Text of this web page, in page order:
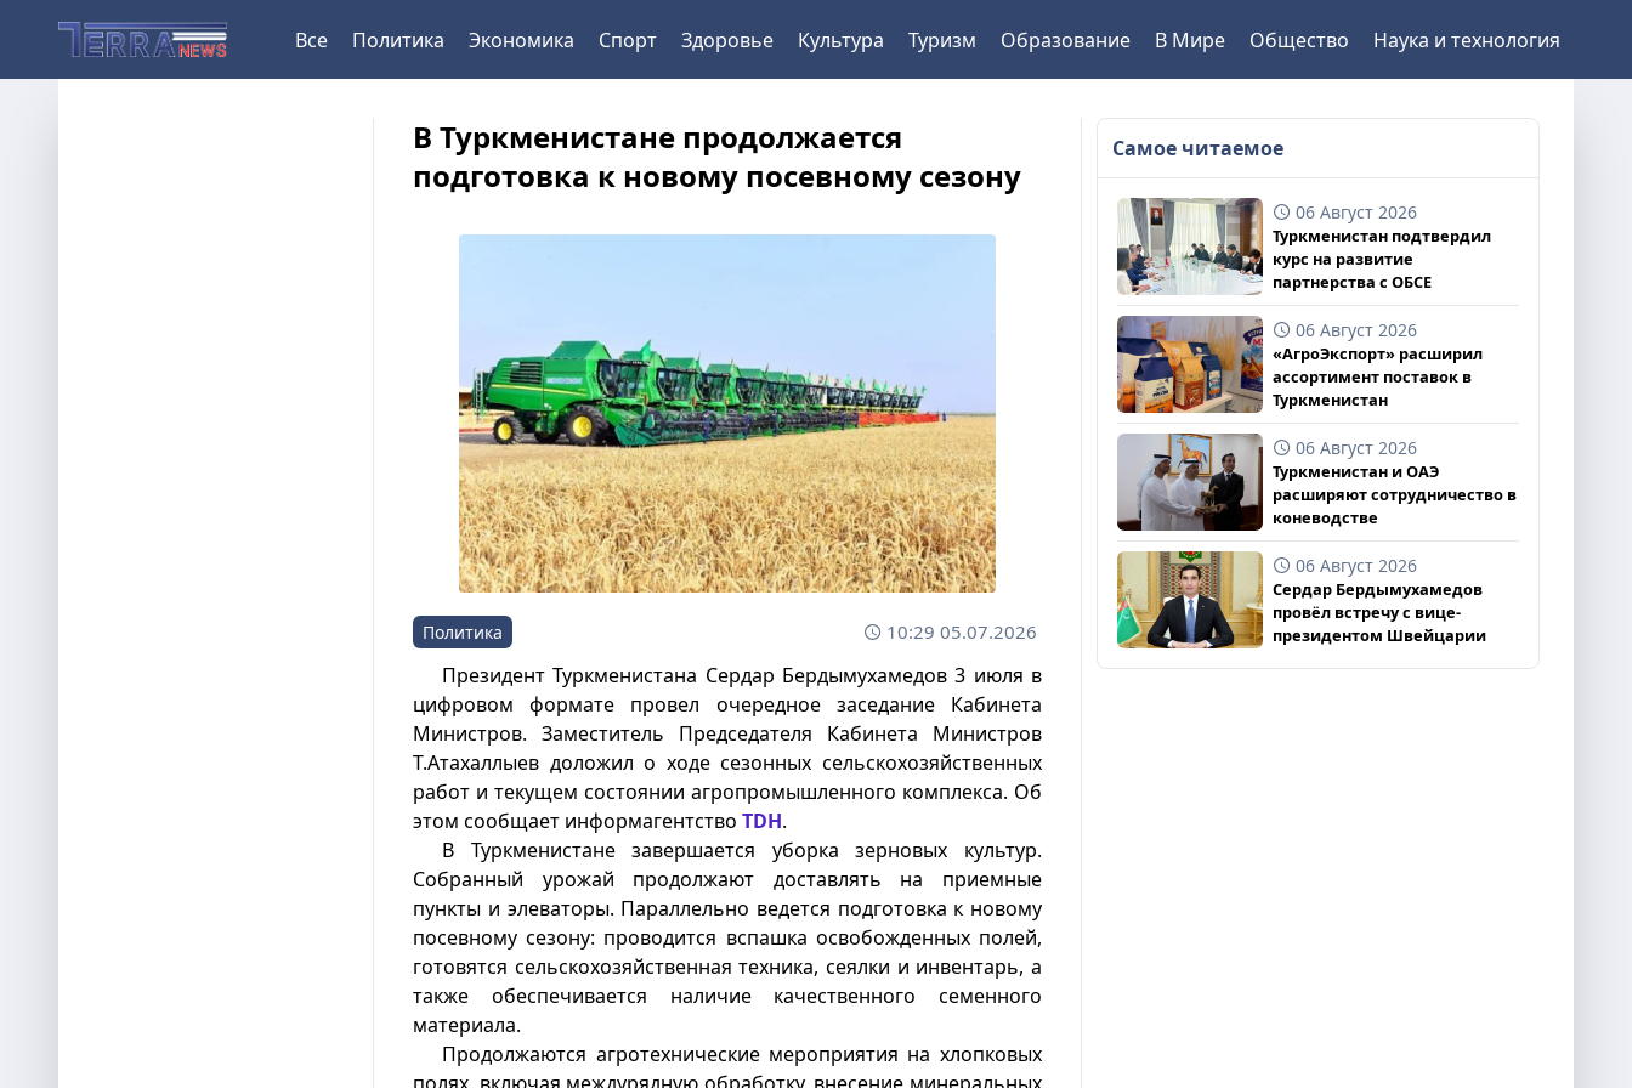
Все Политика Экономика Спорт Здоровье Культура Туризм Образование В Мире Общество Наука и технология
В Туркменистане продолжается
подготовка к новому посевному сезону
Политика 10:29 05.07.2026
Президент Туркменистана Сердар Бердымухамедов 3 июля в
цифровом формате провел очередное заседание Кабинета
Министров. Заместитель Председателя Кабинета Министров
Т.Атахаллыев доложил о ходе сезонных сельскохозяйственных
работ и текущем состоянии агропромышленного комплекса. Об
этом сообщает информагентствоTDH.
В Туркменистане завершается уборка зерновых культур.
Собранный урожай продолжают доставлять на приемные
пункты и элеваторы. Параллельно ведется подготовка к новому
посевному сезону: проводится вспашка освобожденных полей,
готовятся сельскохозяйственная техника, сеялки и инвентарь, а
также обеспечивается наличие качественного семенного
материала.
Продолжаются агротехнические мероприятия на хлопковых
Самое читаемое
06 Август 2026
Туркменистан подтвердил
курс на развитие
партнерства с ОБСЕ
06 Август 2026
«АгроЭкспорт» расширил
ассортимент поставок в
Туркменистан
06 Август 2026
Туркменистан и ОАЭ
расширяют сотрудничество в
коневодстве
06 Август 2026
Сердар Бердымухамедов
провёл встречу с вице-
президентом Швейцарии